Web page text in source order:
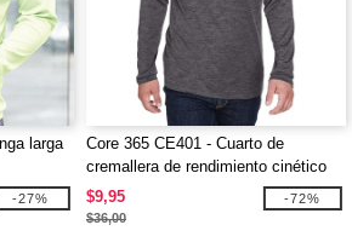
larga
-27%
Core 365 CE401 - Cuarto de
cremallera de rendimiento cinético
para hombre
$9,95
$36,00
-72%